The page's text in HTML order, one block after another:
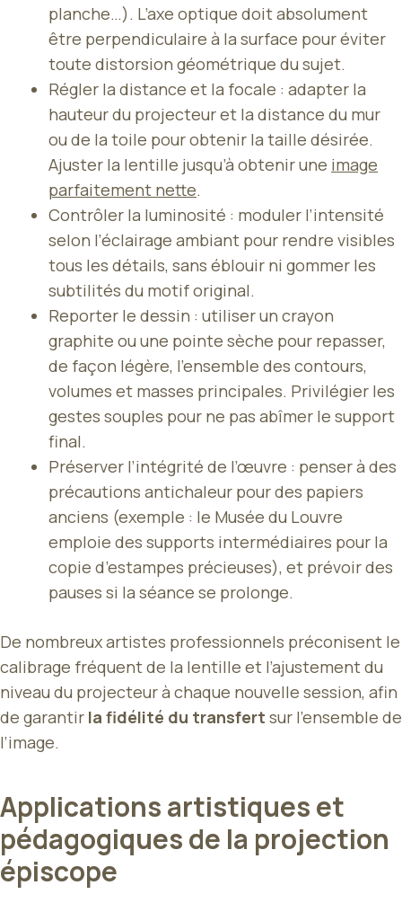
planche…). L’axe optique doit absolument
être perpendiculaire à la surface pour éviter
toute distorsion géométrique du sujet.
Régler la distance et la focale : adapter la
hauteur du projecteur et la distance du mur
ou de la toile pour obtenir la taille désirée.
Ajuster la lentille jusqu’à obtenir une image
parfaitement nette.
Contrôler la luminosité : moduler l’intensité
selon l’éclairage ambiant pour rendre visibles
tous les détails, sans éblouir ni gommer les
subtilités du motif original.
Reporter le dessin : utiliser un crayon
graphite ou une pointe sèche pour repasser,
de façon légère, l’ensemble des contours,
volumes et masses principales. Privilégier les
gestes souples pour ne pas abîmer le support
final.
Préserver l’intégrité de l’œuvre : penser à des
précautions antichaleur pour des papiers
anciens (exemple : le Musée du Louvre
emploie des supports intermédiaires pour la
copie d’estampes précieuses), et prévoir des
pauses si la séance se prolonge.
De nombreux artistes professionnels préconisent le
calibrage fréquent de la lentille et l’ajustement du
niveau du projecteur à chaque nouvelle session, afin
de garantir la fidélité du transfert sur l’ensemble de
l’image.
Applications artistiques et
pédagogiques de la projection
épiscope